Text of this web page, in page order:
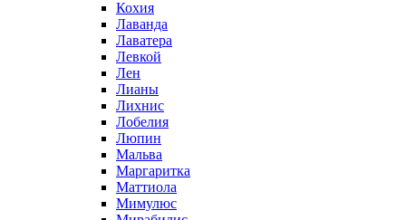
Кохия
Лаванда
Лаватера
Левкой
Лен
Лианы
Лихнис
Лобелия
Люпин
Мальва
Маргаритка
Маттиола
Мимулюс